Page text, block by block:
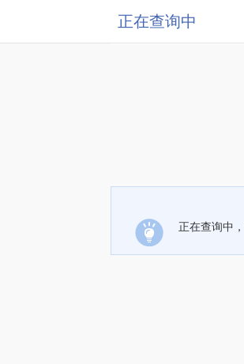
正在查询中
正在查询中